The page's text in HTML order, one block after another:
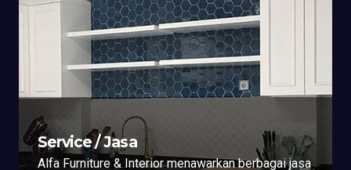
Service / Jasa
Alfa Furniture & Interior menawarkan berbagai jasa